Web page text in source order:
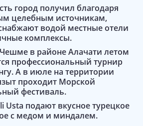
город получил благодаря
целебным источникам,
водой местные отели
комплексы.
в районе Алачати летом
профессиональный турнир
А в июле на территории
проходит Морской
фестиваль.
Usta подают вкусное турецкое
с медом и миндалем.